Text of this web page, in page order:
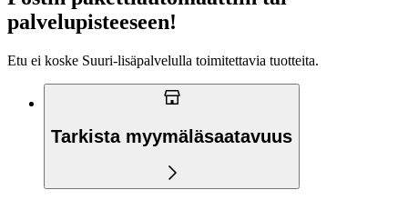
palvelupisteeseen!
Etu ei koske Suuri‑lisäpalvelulla toimitettavia tuotteita.
Tarkista myymäläsaatavuus